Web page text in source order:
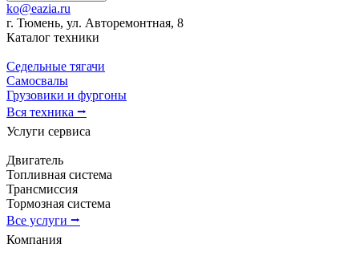
ko@eazia.ru
г. Тюмень, ул. Авторемонтная, 8
Каталог техники
Седельные тягачи
Самосвалы
Грузовики и фургоны
Вся техника ⭢
Услуги сервиса
Двигатель
Топливная система
Трансмиссия
Тормозная система
Все услуги ⭢
Компания